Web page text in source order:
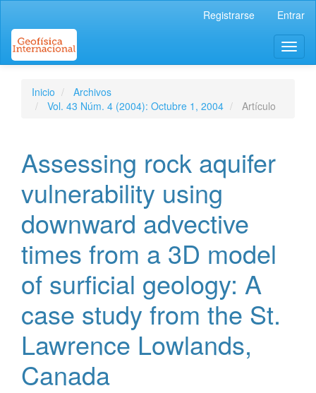
Contenido
principal
Barra
Registrarse Entrar
Inicio
Archivos
Vol. 43 Núm. 4 (2004): Octubre 1, 2004
Artículo
Assessing rock aquifer
vulnerability using
downward advective
times from a 3D model
of surficial geology: A
case study from the St.
Lawrence Lowlands,
Canada